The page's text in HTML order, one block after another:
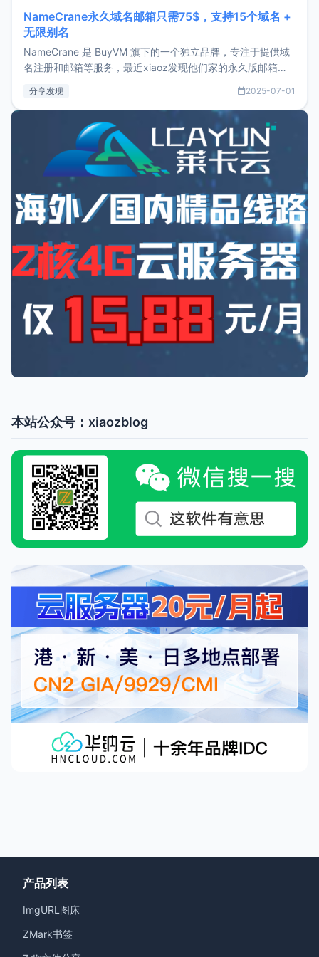
NameCrane永久域名邮箱只需75$，支持15个域名 +
无限别名
NameCrane 是 BuyVM 旗下的一个独立品牌，专注于提供域
名注册和邮箱等服务，最近xiaoz发现他们家的永久版邮箱服
又实惠的域名邮箱，不妨尝试一下 NameCrane。注册
NameCraneNameCrane不支持直接注册，必须要购买
分享发现 2025-07-01
本站公众号：xiaozblog
产品列表
ImgURL图床
ZMark书签